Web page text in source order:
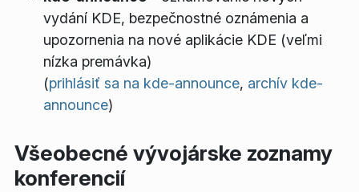
vydání KDE, bezpečnostné oznámenia a
upozornenia na nové aplikácie KDE (veľmi
nízka premávka)
(prihlásiť sa na kde-announce, archív kde-
announce)
Všeobecné vývojárske zoznamy
konferencií